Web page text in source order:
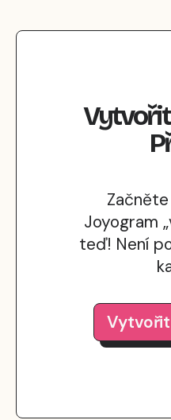
Vytvořit
Joyogram
teď! Není
Vytvořit